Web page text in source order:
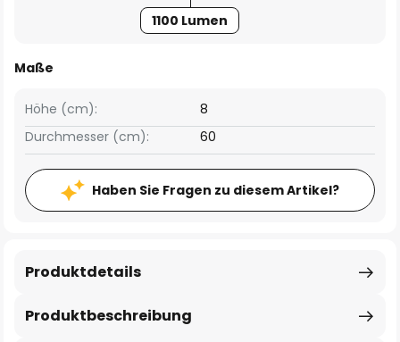
1100 Lumen
Maße
Höhe (cm):
8
Durchmesser (cm):
60
Haben Sie Fragen zu diesem Artikel?
Produktbeschreibung
Produktdetails